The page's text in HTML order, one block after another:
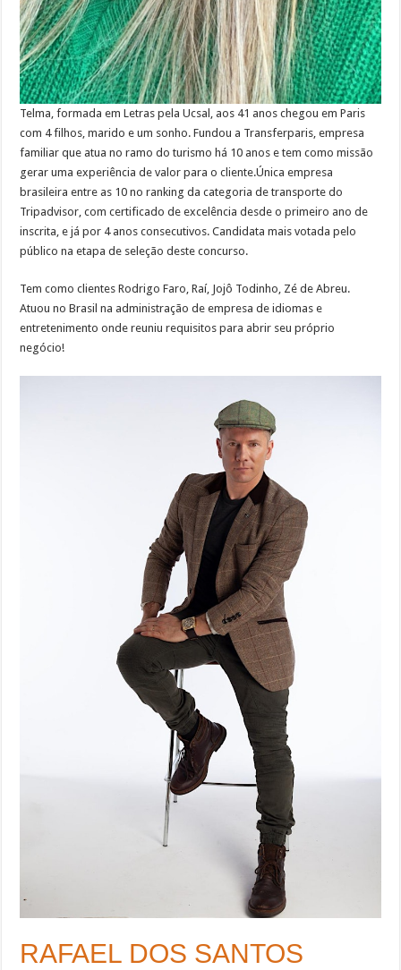
Telma, formada em Letras pela Ucsal, aos 41 anos chegou em Paris
com 4 filhos, marido e um sonho. Fundou a Transferparis, empresa
familiar que atua no ramo do turismo há 10 anos e tem como missão
gerar uma experiência de valor para o cliente.Única empresa
brasileira entre as 10 no ranking da categoria de transporte do
Tripadvisor, com certificado de excelência desde o primeiro ano de
inscrita, e já por 4 anos consecutivos. Candidata mais votada pelo
público na etapa de seleção deste concurso.
Tem como clientes Rodrigo Faro, Raí, Jojô Todinho, Zé de Abreu.
Atuou no Brasil na administração de empresa de idiomas e
entretenimento onde reuniu requisitos para abrir seu próprio
negócio!
RAFAEL DOS SANTOS